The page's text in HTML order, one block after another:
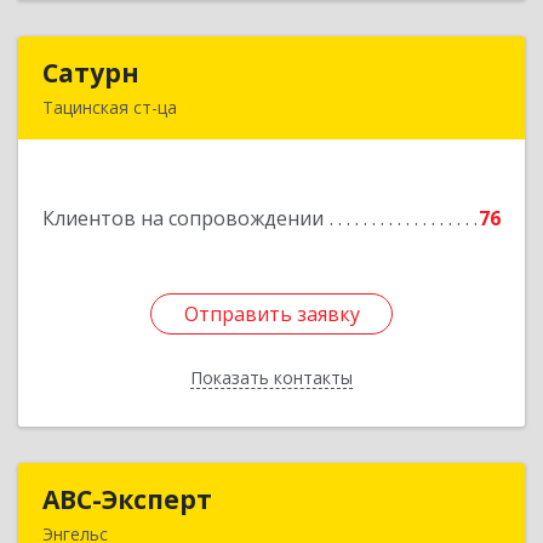
Сатурн
Тацинская ст-ца
Клиентов на сопровождении 76
Отправить заявку
Показать контакты
Отправить заявку
Назад
АВС-Эксперт
Энгельс